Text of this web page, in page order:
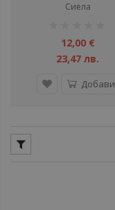
Сиела
12,00 €
23,47 лв.
Добави